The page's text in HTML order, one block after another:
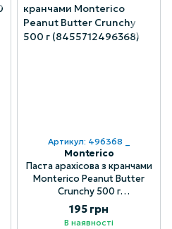
Артикул: 496368 _
Monterico
Паста арахісова з кранчами
Monterico Peanut Butter
Crunchy 500 г
(8455712496368)
195 грн
В наявності